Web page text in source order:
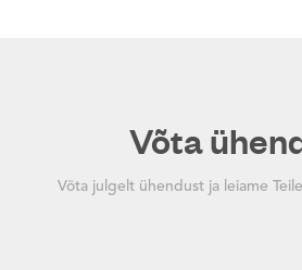
Võta
Võta julgelt ühendust ja leiame